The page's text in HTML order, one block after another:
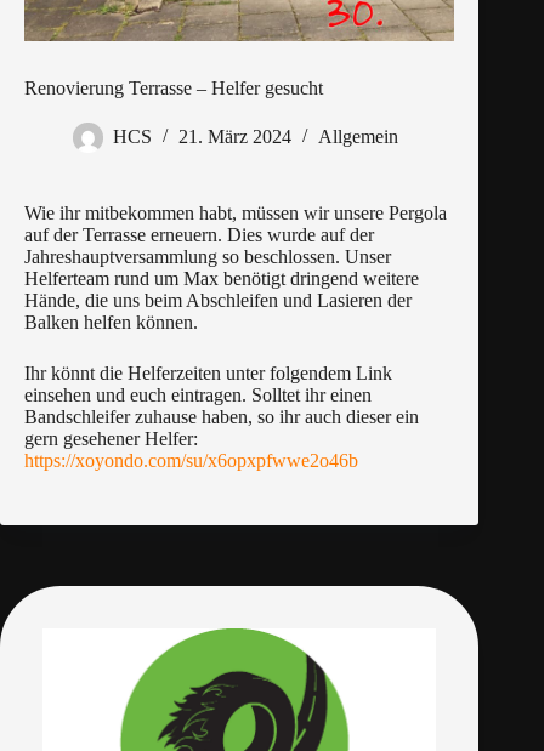
Renovierung Terrasse – Helfer gesucht
HCS 21. März 2024 Allgemein
Wie ihr mitbekommen habt, müssen wir unsere Pergola
auf der Terrasse erneuern. Dies wurde auf der
Jahreshauptversammlung so beschlossen. Unser
Helferteam rund um Max benötigt dringend weitere
Hände, die uns beim Abschleifen und Lasieren der
Balken helfen können.
Ihr könnt die Helferzeiten unter folgendem Link
einsehen und euch eintragen. Solltet ihr einen
Bandschleifer zuhause haben, so ihr auch dieser ein
gern gesehener Helfer:
https://xoyondo.com/su/x6opxpfwwe2o46b